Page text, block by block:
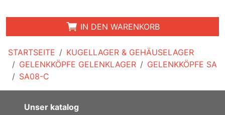
STARTSEITE
KUGELLAGER & GEHÄUSELAGER
GELENKKÖPFE GELENKLAGER
GELENKKÖPFE SA
SA08-C
IN DEN WARENKORB
Unser katalog